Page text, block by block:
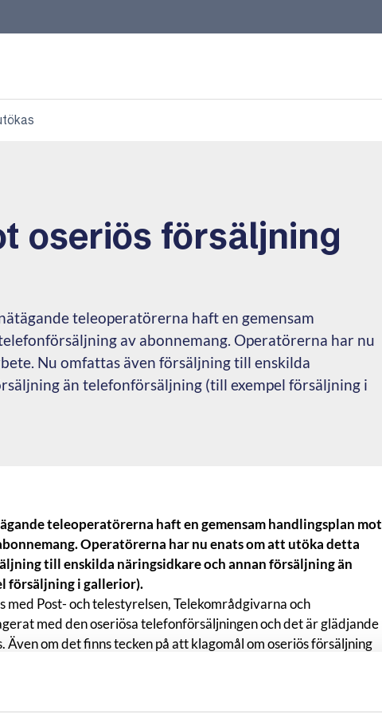
oseriös försäljning
teleoperatörerna haft en gemensam
av abonnemang. Operatörerna har nu
Nu omfattas även försäljning till enskilda
än telefonförsäljning (till exempel försäljning i
teleoperatörerna haft en gemensam handlingsplan mot
Operatörerna har nu enats om att utöka detta
till enskilda näringsidkare och annan försäljning än
försäljning i gallerior).
Post- och telestyrelsen, Telekområdgivarna och
med den oseriösa telefonförsäljningen och det är glädjande
Även om det finns tecken på att klagomål om oseriös försäljning
hårt arbete från både operatörer och myndigheter. Här är
viktig pusselbit för att komma tillrätta med problemet, säger
Mattias Grafström, VD på Telekområdgivarna håller med: